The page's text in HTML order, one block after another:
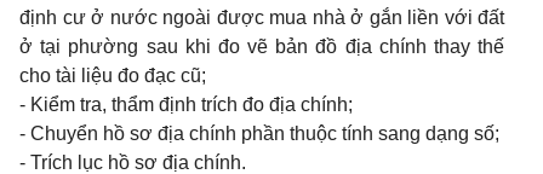
định cư ở nước ngoài được mua nhà ở gắn liền với đất
ở tại phường sau khi đo vẽ bản đồ địa chính thay thế
cho tài liệu đo đạc cũ;
- Kiểm tra, thẩm định trích đo địa chính;
- Chuyển hồ sơ địa chính phần thuộc tính sang dạng số;
- Trích lục hồ sơ địa chính.